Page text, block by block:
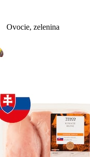
Ovocie, zelenina